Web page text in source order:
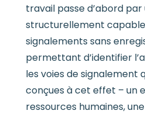
travail passe d’abord
structurellement
signalements sans
permettant d’identifier
les voies de signalement
conçues à cet effet – un
ressources humaines,